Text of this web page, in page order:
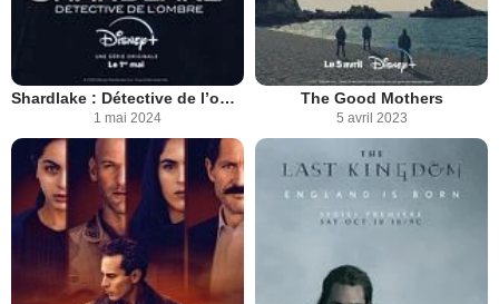
Shardlake : Détective de l’ombre
1 mai 2024
The Good Mothers
5 avril 2023